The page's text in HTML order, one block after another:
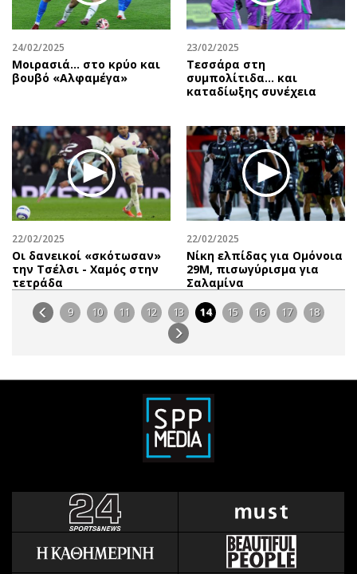
24/02/2025
Μοιρασιά… στο κρύο και
βουβό «Αλφαμέγα»
23/02/2025
Τεσσάρα στη
συμπολίτιδα... και
καταδίωξης συνέχεια
22/02/2025
Οι δανεικοί «σκότωσαν»
την Τσέλσι - Χαμός στην
τετράδα
22/02/2025
Νίκη ελπίδας για Ομόνοια
29Μ, πισωγύρισμα για
Σαλαμίνα
9 10 11 12 13 14 15 16 17 18